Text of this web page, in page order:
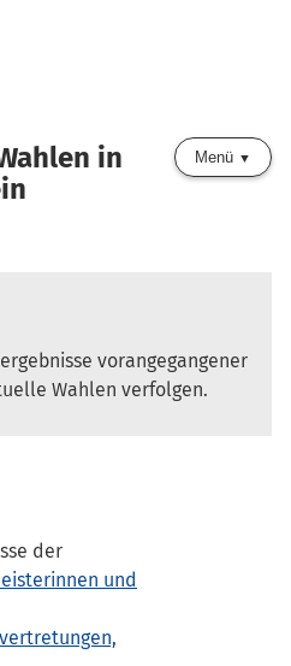
in
Menü
vorangegangener
Wahlen verfolgen.
der
und